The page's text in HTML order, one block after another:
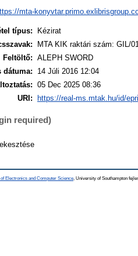
mta-
típus:
Kézirat
MTA KIK raktári szám: GIL/
Feltöltő: ALEPH SWORD
dátuma:
14 Júli 2016 12:04
05 Dec 2025 08:36
URI:
https://real-ms.mtak.hu/id/
required)
Electronics and Computer Science , University of Southampton